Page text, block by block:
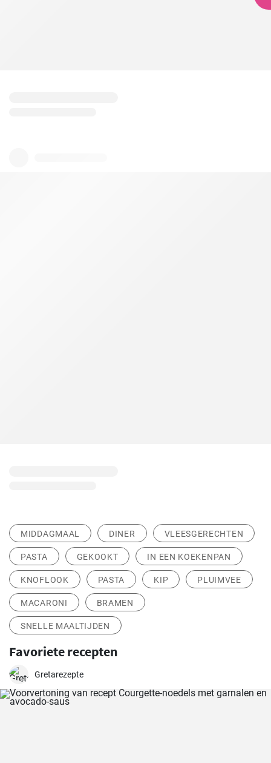
MIDDAGMAAL DINER VLEESGERECHTEN
PASTA GEKOOKT IN EEN KOEKENPAN
KNOFLOOK PASTA KIP PLUIMVEE
MACARONI BRAMEN
SNELLE MAALTIJDEN
Favoriete recepten
Gretarezepte